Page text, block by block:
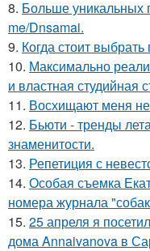
8. Больше уникальных
me/Dnsamai.
9. Когда стоит
10. Максимально
и властная студийная
11. Восхищают меня
12. Бьюти - тренды
знаменитости.
13. Репетиция с
14. Особая съемка
номера журнала
15. 25 апреля я
дома Annaivanova в